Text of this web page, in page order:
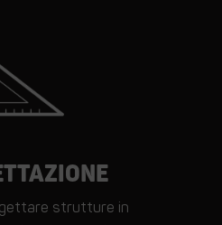
strutture in